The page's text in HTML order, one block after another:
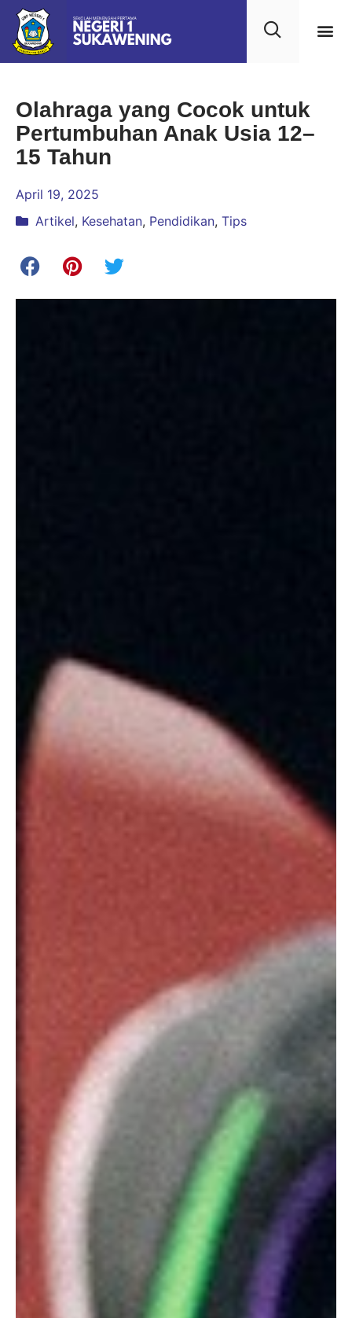
Olahraga yang Cocok untuk
Pertumbuhan Anak Usia 12–
15 Tahun
April 19, 2025
Artikel, Kesehatan, Pendidikan, Tips